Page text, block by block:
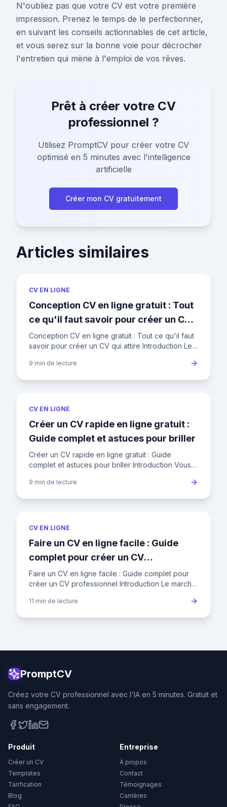
N'oubliez pas que votre CV est votre première
impression. Prenez le temps de le perfectionner,
en suivant les conseils actionnables de cet article,
et vous serez sur la bonne voie pour décrocher
l'entretien qui mène à l'emploi de vos rêves.
Prêt à créer votre CV
professionnel ?
Utilisez PromptCV pour créer votre CV
optimisé en 5 minutes avec l'intelligence
artificielle
Créer mon CV gratuitement
Articles similaires
CV EN LIGNE
Conception CV en ligne gratuit : Tout
ce qu'il faut savoir pour créer un CV
qui attire
Conception CV en ligne gratuit : Tout ce qu'il faut
savoir pour créer un CV qui attire Introduction Le
expériences
9 min de lecture
CV EN LIGNE
Créer un CV rapide en ligne gratuit :
Guide complet et astuces pour briller
Créer un CV rapide en ligne gratuit : Guide
complet et astuces pour briller Introduction Vous
cette offre allécha
9 min de lecture
CV EN LIGNE
Faire un CV en ligne facile : Guide
complet pour créer un CV
professionnel
Faire un CV en ligne facile : Guide complet pour
créer un CV professionnel Introduction Le marché
de salari
11 min de lecture
PromptCV
Créez votre CV professionnel avec l'IA en 5 minutes. Gratuit et
sans engagement.
Produit
Créer un CV
Templates
Tarification
Blog
Entreprise
À propos
Contact
Témoignages
Carrières